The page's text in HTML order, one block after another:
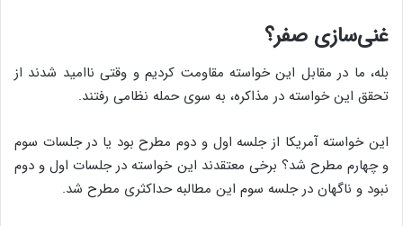
غنی‌سازی صفر؟
بله، ما در مقابل این خواسته مقاومت کردیم و وقتی ناامید شدند از
تحقق این خواسته در مذاکره، به سوی حمله نظامی رفتند.
این خواسته آمریکا از جلسه اول و دوم مطرح بود یا در جلسات سوم
و چهارم مطرح شد؟ برخی معتقدند این خواسته در جلسات اول و دوم
نبود و ناگهان در جلسه سوم این مطالبه حداکثری مطرح شد.